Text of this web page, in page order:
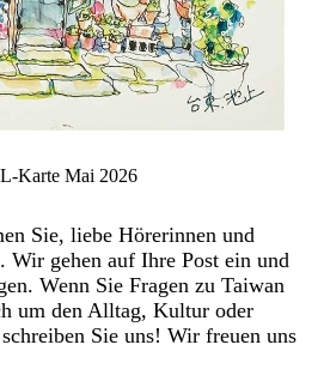
Karte Mai 2026
Sie, liebe Hörerinnen und
Wir gehen auf Ihre Post ein und
Wenn Sie Fragen zu Taiwan
um den Alltag, Kultur oder
Sie uns! Wir freuen uns